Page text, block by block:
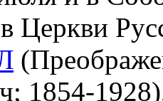
Церкви
1854-